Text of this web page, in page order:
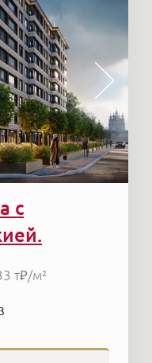
с
т₽/м²